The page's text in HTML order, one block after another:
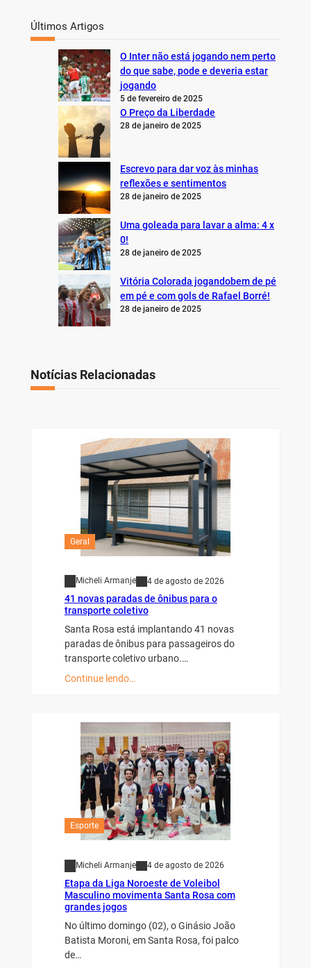
Últimos Artigos
O Inter não está jogando nem perto
do que sabe, pode e deveria estar
jogando
5 de fevereiro de 2025
O Preço da Liberdade
28 de janeiro de 2025
Escrevo para dar voz às minhas
reflexões e sentimentos
28 de janeiro de 2025
Uma goleada para lavar a alma: 4 x
0!
28 de janeiro de 2025
Vitória Colorada jogandobem de pé
em pé e com gols de Rafael Borré!
28 de janeiro de 2025
Notícias Relacionadas
Geral
Micheli Armanje 4 de agosto de 2026
41 novas paradas de ônibus para o
transporte coletivo
Santa Rosa está implantando 41 novas
paradas de ônibus para passageiros do
transporte coletivo urbano.…
Continue lendo…
Esporte
Micheli Armanje 4 de agosto de 2026
Etapa da Liga Noroeste de Voleibol
Masculino movimenta Santa Rosa com
grandes jogos
No último domingo (02), o Ginásio João
Batista Moroni, em Santa Rosa, foi palco
de…